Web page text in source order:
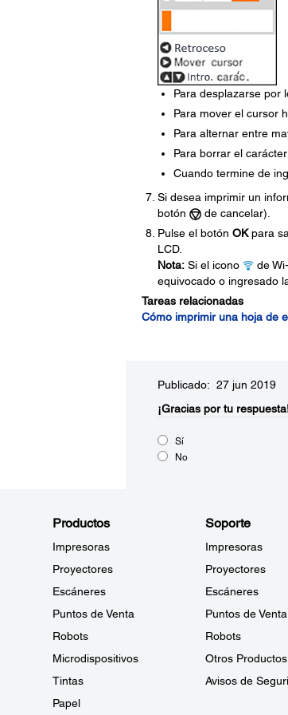
Para desplazarse por
Para mover el cursor
Para alternar entre
Para borrar el
Cuando termine de
Si desea imprimir un
botón
de cancelar).
Pulse el botón OKpara
LCD.
Nota:Si el icono
de
equivocado o ingresado
Tareas relacionadas
Cómo imprimir una hoja de
Publicado: 27 jun 2019
¡Gracias por tu
Sí
No
Productos
Impresoras
Proyectores
Escáneres
Puntos de Venta
Robots
Microdispositivos
Tintas
Papel
Soporte
Impresoras
Proyectores
Escáneres
Puntos de Venta
Robots
Otros Productos
Avisos de